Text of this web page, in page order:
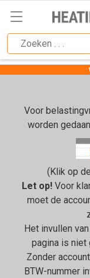
Voor
worden
(Klik op
Let op!Voor
moet de
Het invullen
pagina is niet
Zonder
BTW-nummer